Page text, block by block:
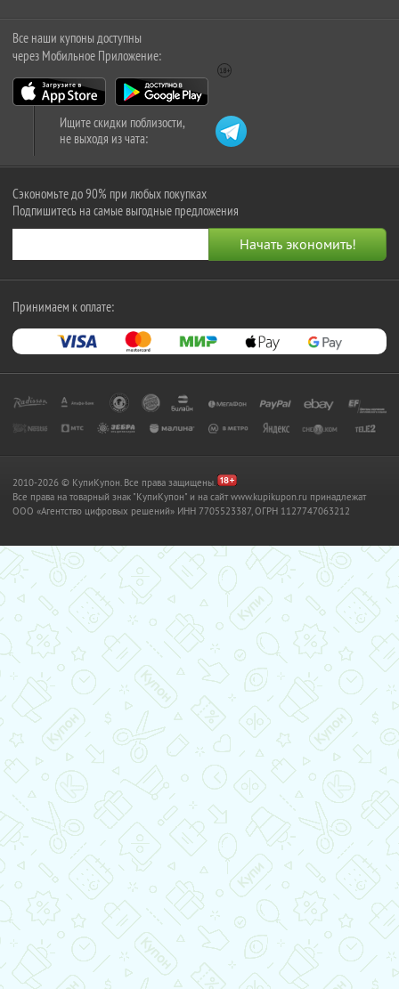
Все наши купоны доступны
через Мобильное Приложение:
Ищите скидки поблизости,
не выходя из чата:
Сэкономьте до 90% при любых покупках
Подпишитесь на самые выгодные предложения
Принимаем к оплате:
2010-2026 © КупиКупон. Все права защищены.
Все права на товарный знак "КупиКупон" и на сайт www.kupikupon.ru принадлежат
OOO «Агентство цифровых решений» ИНН 7705523387, ОГРН 1127747063212